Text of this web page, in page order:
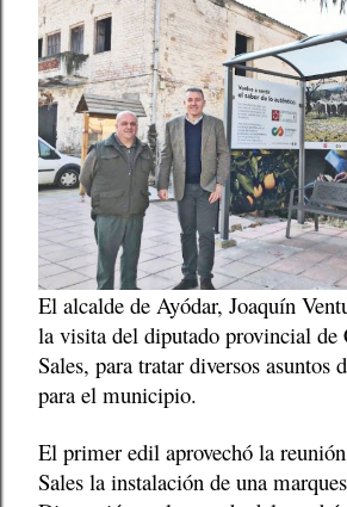
El alcalde de Ayódar, Joaquín
la visita del diputado provincial
Sales, para tratar diversos asuntos
para el municipio.
El primer edil aprovechó la
Sales la instalación de una